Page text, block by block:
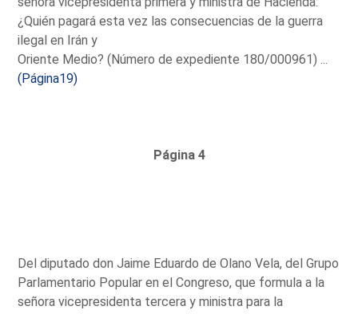
¿Quién pagará esta vez las consecuencias de la guerra
ilegal en Irán y
Oriente Medio? (Número de expediente 180/000961) ...
(Página19)
Página 4
Del diputado don Jaime Eduardo de Olano Vela, del Grupo
Parlamentario Popular en el Congreso, que formula a la
señora vicepresidenta tercera y ministra para la